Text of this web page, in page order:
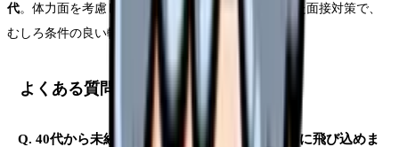
代。体力面を考慮した職場選びと、強みを言語化した面接対策で、
むしろ条件の良い転職が実現できます。
よくある質問
Q. 40代から未経験の分野(訪問看護や産業看護)に飛び込めま